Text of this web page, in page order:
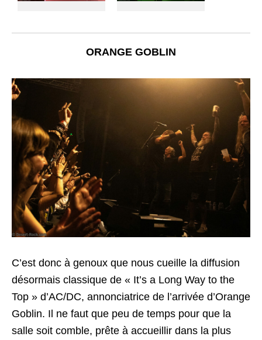
ORANGE GOBLIN
C’est donc à genoux que nous cueille la diffusion
désormais classique de « It’s a Long Way to the
Top » d’AC/DC, annonciatrice de l’arrivée d’Orange
Goblin. Il ne faut que peu de temps pour que la
salle soit comble, prête à accueillir dans la plus